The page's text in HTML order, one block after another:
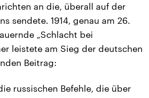
an die, überall auf der
sendete. 1914, genau am 26.
„Schlacht bei
leistete am Sieg der deutschen
Beitrag:
russischen Befehle, die über